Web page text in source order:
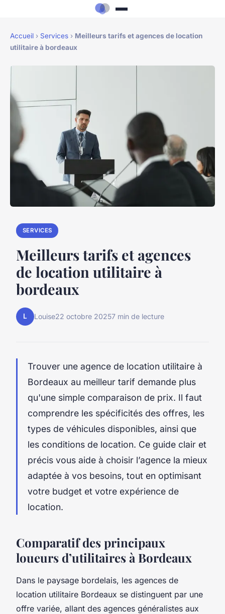
Accueil › Services › Meilleurs tarifs et agences de location
utilitaire à bordeaux
SERVICES
Meilleurs tarifs et agences
de location utilitaire à
bordeaux
L Louise22 octobre 20257 min de lecture
Trouver une agence de location utilitaire à
Bordeaux au meilleur tarif demande plus
qu'une simple comparaison de prix. Il faut
comprendre les spécificités des offres, les
types de véhicules disponibles, ainsi que
les conditions de location. Ce guide clair et
précis vous aide à choisir l’agence la mieux
adaptée à vos besoins, tout en optimisant
votre budget et votre expérience de
location.
Comparatif des principaux
loueurs d’utilitaires à Bordeaux
Dans le paysage bordelais, les agences de
location utilitaire Bordeaux se distinguent par une
offre variée, allant des agences généralistes aux